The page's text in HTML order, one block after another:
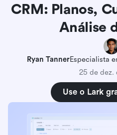
CRM: Planos,
Análise
Ryan TannerEspecialista
25 de dez.
Use o Lark